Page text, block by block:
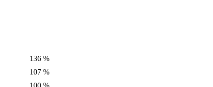
136 %
107 %
100 %